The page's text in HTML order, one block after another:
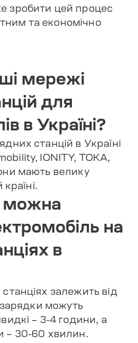
зробити цей процес
та економічно
мережі
для
в Україні?
станцій в Україні
IONITY, TOKA,
мають велику
країні.
можна
на
в
залежить від
зарядки можуть
– 3-4 години, а
– 30-60 хвилин.